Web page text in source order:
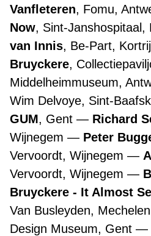
Vanfleteren, Fomu,
Now, Sint-Janshospitaal,
van Innis, Be-Part,
Bruyckere,
Middelheimmuseum,
Wim Delvoye, Sint-
GUM, Gent Richard
Wijnegem
Peter
Vervoordt, Wijnegem
Vervoordt, Wijnegem
Bruyckere - It Almost
Van Busleyden, Mechelen
Design Museum, Gent